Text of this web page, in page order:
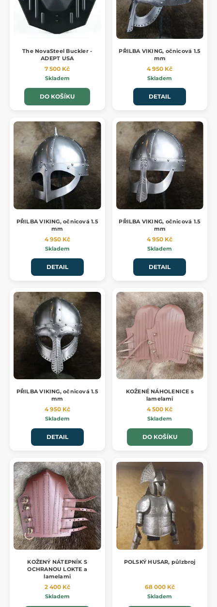
The NovaSteel Buckler -
ADEPT USA
7 500 Kč
Skladem
DO KOŠÍKU
PŘILBA VIKING, očnicová 1.5
mm
4 950 Kč
Skladem
DETAIL
PŘILBA VIKING, očnicová 1.5
mm
4 950 Kč
Skladem
DETAIL
PŘILBA VIKING, očnicová 1.5
mm
4 950 Kč
Skladem
DETAIL
PŘILBA VIKING, očnicová 1.5
mm
4 950 Kč
Skladem
DETAIL
KOŽENÉ NÁHOLENICE s
lamelami
4 500 Kč
Skladem
DO KOŠÍKU
KOŽENÝ NÁTEPNÍK S
OCHRANOU LOKTE a
lamelami
2 400 Kč
Skladem
POLSKÝ HUSAR, půlzbroj
68 000 Kč
Skladem